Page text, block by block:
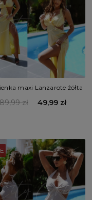
maxi Lanzarote żółta
89,99 zł 49,99 zł